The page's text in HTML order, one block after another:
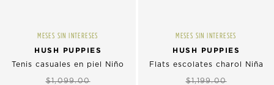
MESES SIN INTERESES
HUSH PUPPIES
Tenis casuales en piel Niño
$1,099.00
MESES SIN INTERESES
HUSH PUPPIES
Flats escolates charol Niña
$1,199.00